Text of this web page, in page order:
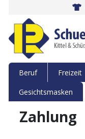
Beruf Freizeit
Gesichtsmasken
Zahlung